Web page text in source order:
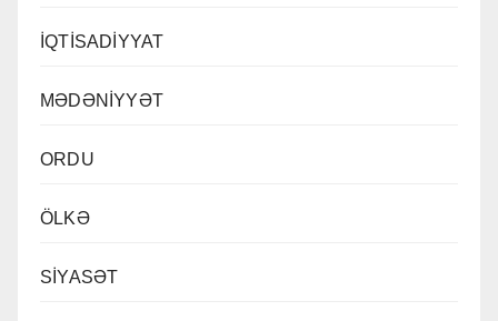
İQTİSADİYYAT
MƏDƏNİYYƏT
ORDU
ÖLKƏ
SİYASƏT